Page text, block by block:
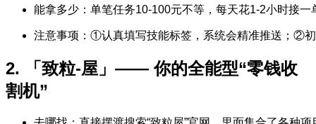
能拿多少：单笔任务10-100元不等，每天花1-2小时接
注意事项：①认真填写技能标签，系统会精准推送；②
2. 「致粒-屋」—— 你的全能型“零钱收
割机”